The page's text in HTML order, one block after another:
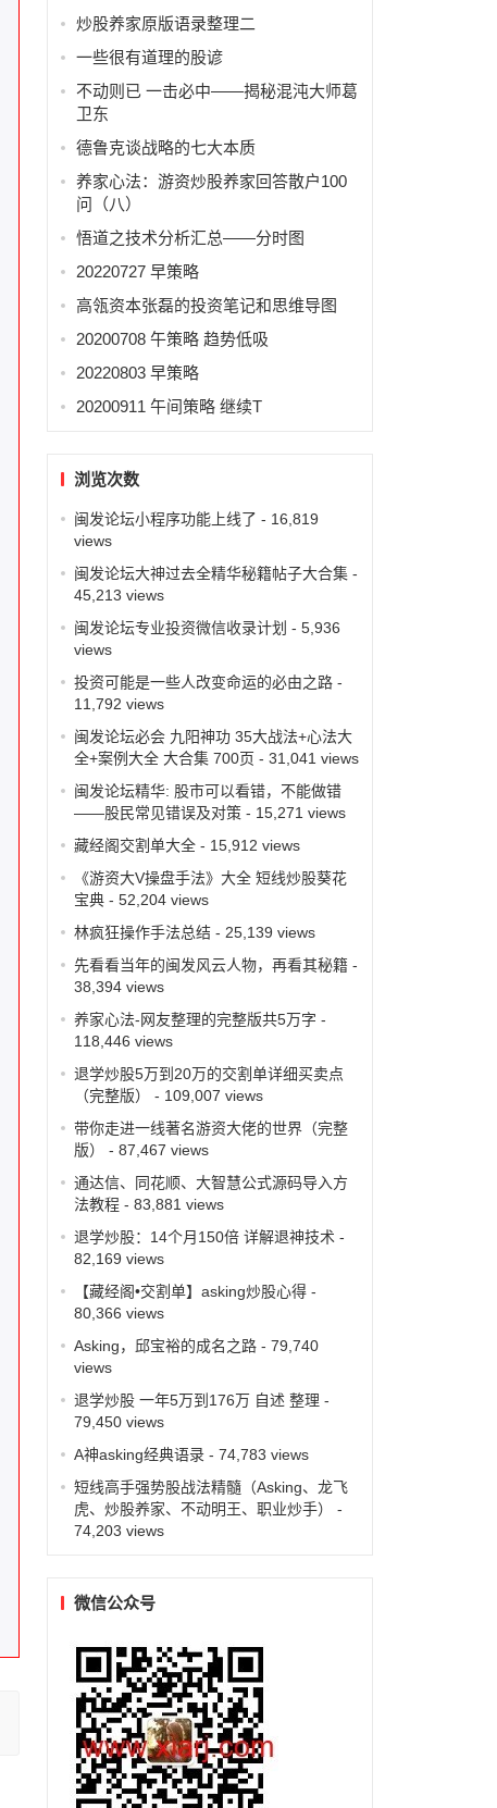
炒股养家原版语录整理二
一些很有道理的股谚
不动则已 一击必中——揭秘混沌大师葛
卫东
德鲁克谈战略的七大本质
养家心法：游资炒股养家回答散户100
问（八）
悟道之技术分析汇总——分时图
20220727 早策略
高瓴资本张磊的投资笔记和思维导图
20200708 午策略 趋势低吸
20220803 早策略
20200911 午间策略 继续T
浏览次数
闽发论坛小程序功能上线了 - 16,819
views
闽发论坛大神过去全精华秘籍帖子大合集-
45,213 views
闽发论坛专业投资微信收录计划 - 5,936
views
投资可能是一些人改变命运的必由之路-
11,792 views
闽发论坛必会 九阳神功 35大战法+心法大
全+案例大全 大合集 700页 - 31,041 views
闽发论坛精华: 股市可以看错，不能做错
——股民常见错误及对策- 15,271 views
藏经阁交割单大全- 15,912 views
《游资大V操盘手法》大全 短线炒股葵花
宝典- 52,204 views
林疯狂操作手法总结- 25,139 views
先看看当年的闽发风云人物，再看其秘籍-
38,394 views
养家心法-网友整理的完整版共5万字 -
118,446 views
退学炒股5万到20万的交割单详细买卖点
（完整版）
- 109,007 views
带你走进一线著名游资大佬的世界（完整
版）
- 87,467 views
通达信、同花顺、大智慧公式源码导入方
法教程- 83,881 views
退学炒股：14个月150倍 详解退神技术 -
82,169 views
【藏经阁•交割单】asking炒股心得-
80,366 views
Asking，邱宝裕的成名之路- 79,740
views
退学炒股 一年5万到176万 自述 整理 -
79,450 views
A神asking经典语录- 74,783 views
短线高手强势股战法精髓（Asking、龙飞
虎、炒股养家、不动明王、职业炒手）
-
74,203 views
微信公众号